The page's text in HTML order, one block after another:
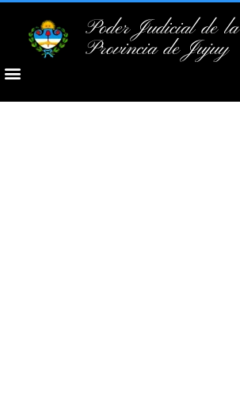
Poder Judicial de la
Provincia de Jujuy